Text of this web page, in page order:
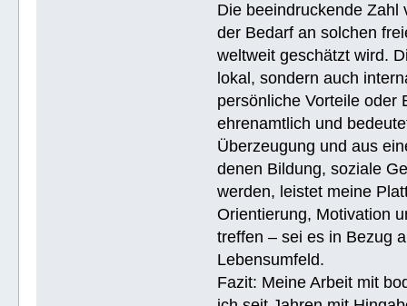
Die beeindruckende Zahl
der Bedarf an solchen
weltweit geschätzt wird.
lokal, sondern auch
persönliche Vorteile oder
ehrenamtlich und
Überzeugung und aus
denen Bildung, soziale
werden, leistet meine
Orientierung, Motivation
treffen – sei es in Bezug
Lebensumfeld.
Fazit: Meine Arbeit mit